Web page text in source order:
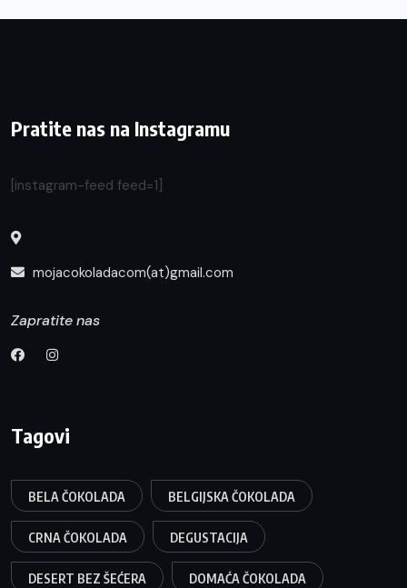
Pratite nas na Instagramu
[instagram-feed feed=1]
mojacokoladacom(at)gmail.com
Zapratite nas
Tagovi
BELA ČOKOLADA BELGIJSKA ČOKOLADA
CRNA ČOKOLADA DEGUSTACIJA
DESERT BEZ ŠEĆERA DOMAĆA ČOKOLADA